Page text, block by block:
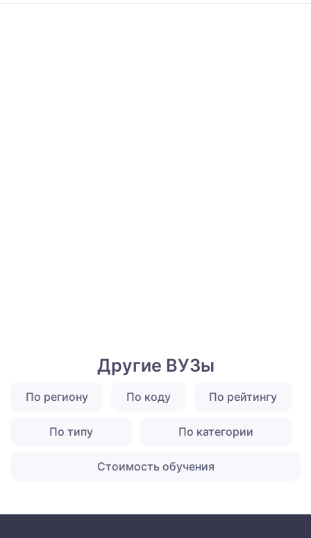
Другие ВУЗы
По региону По коду По рейтингу
По типу По категории
Стоимость обучения